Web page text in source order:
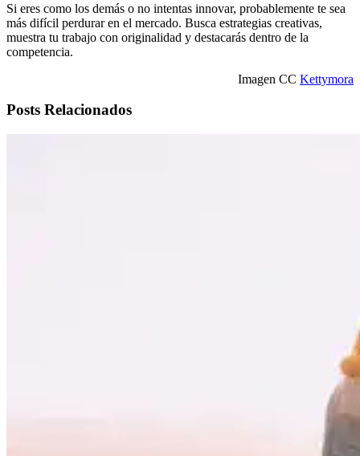
Si eres como los demás o no intentas innovar, probablemente te sea
más difícil perdurar en el mercado. Busca estrategias creativas,
muestra tu trabajo con originalidad y destacarás dentro de la
competencia.
Imagen CC Kettymora
Posts Relacionados